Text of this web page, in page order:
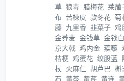
草 狼毒 腊梅花 莱菔
布 苦楝皮 款冬花 菊
藤 九里香 韭菜子 鸡
金荞麦 金钱草 金钱
京大戟 鸡内金 蒺藜
桔梗 鸡蛋花 绞股蓝
杖 火麻仁 胡芦巴 槲
石 黄芩 黄芪 黄连